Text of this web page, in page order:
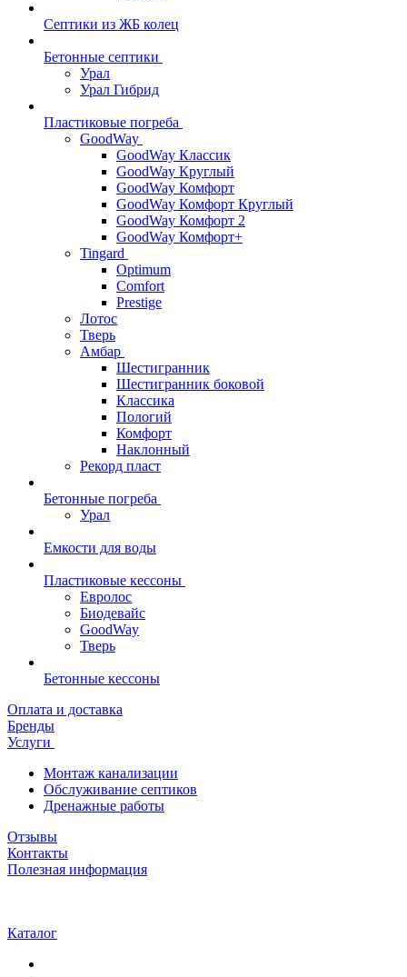
Септики из ЖБ колец
Бетонные септики
Урал
Урал Гибрид
Пластиковые погреба
GoodWay
GoodWay Классик
GoodWay Круглый
GoodWay Комфорт
GoodWay Комфорт Круглый
GoodWay Комфорт 2
GoodWay Комфорт+
Tingard
Optimum
Comfort
Prestige
Лотос
Тверь
Амбар
Шестигранник
Шестигранник боковой
Классика
Пологий
Комфорт
Наклонный
Рекорд пласт
Бетонные погреба
Урал
Емкости для воды
Пластиковые кессоны
Евролос
Биодевайс
GoodWay
Тверь
Бетонные кессоны
Оплата и доставка
Бренды
Услуги
Монтаж канализации
Обслуживание септиков
Дренажные работы
Отзывы
Контакты
Полезная информация
Каталог